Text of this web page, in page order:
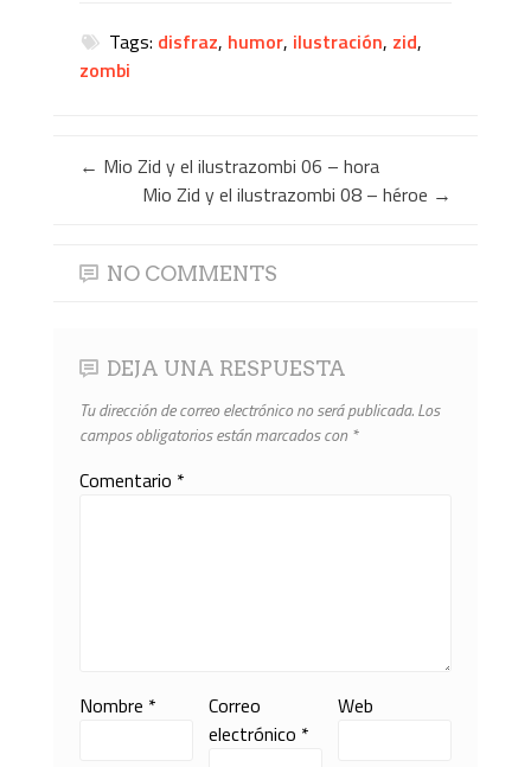
Tags: disfraz, humor, ilustración, zid,
zombi
← Mio Zid y el ilustrazombi 06 – hora
Mio Zid y el ilustrazombi 08 – héroe →
NO COMMENTS
DEJA UNA RESPUESTA
Tu dirección de correo electrónico no será publicada.Los
campos obligatorios están marcados con *
Comentario *
Nombre *
Correo
electrónico *
Web